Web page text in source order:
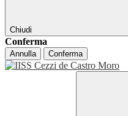
Chiudi
Conferma
Annulla Conferma